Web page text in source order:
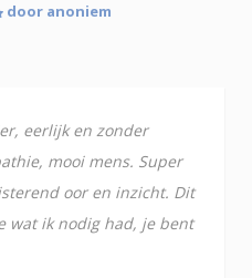
door anoniem
eerlijk en zonder
mooi mens. Super
oor en inzicht. Dit
wat ik nodig had, je bent